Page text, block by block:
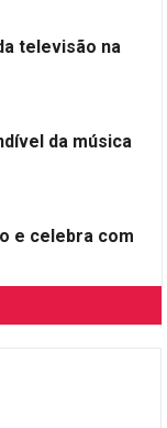
televisão na
da música
e celebra com